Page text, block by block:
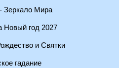
Зеркало Мира
Новый год 2027
и Святки
гадание